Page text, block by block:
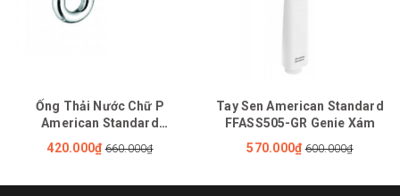
Ống Thải Nước Chữ P
American Standard
FFAS3939E 340mm
420.000₫ 660.000₫
Tay Sen American Standard
FFASS505-GR Genie Xám
570.000₫ 600.000₫